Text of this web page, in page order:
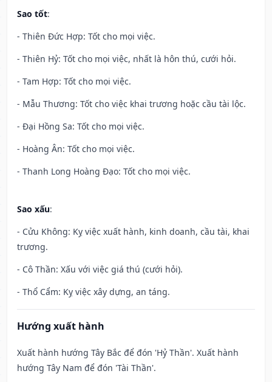
Sao tốt:
- Thiên Đức Hợp: Tốt cho mọi việc.
- Thiên Hỷ: Tốt cho mọi việc, nhất là hôn thú, cưới hỏi.
- Tam Hợp: Tốt cho mọi việc.
- Mẫu Thương: Tốt cho việc khai trương hoặc cầu tài lộc.
- Đại Hồng Sa: Tốt cho mọi việc.
- Hoàng Ân: Tốt cho mọi việc.
- Thanh Long Hoàng Đạo: Tốt cho mọi việc.
Sao xấu:
- Cửu Không: Kỵ việc xuất hành, kinh doanh, cầu tài, khai
trương.
- Cô Thần: Xấu với việc giá thú (cưới hỏi).
- Thổ Cẩm: Kỵ việc xây dựng, an táng.
Hướng xuất hành
Xuất hành hướng Tây Bắc để đón 'Hỷ Thần'. Xuất hành
hướng Tây Nam để đón 'Tài Thần'.